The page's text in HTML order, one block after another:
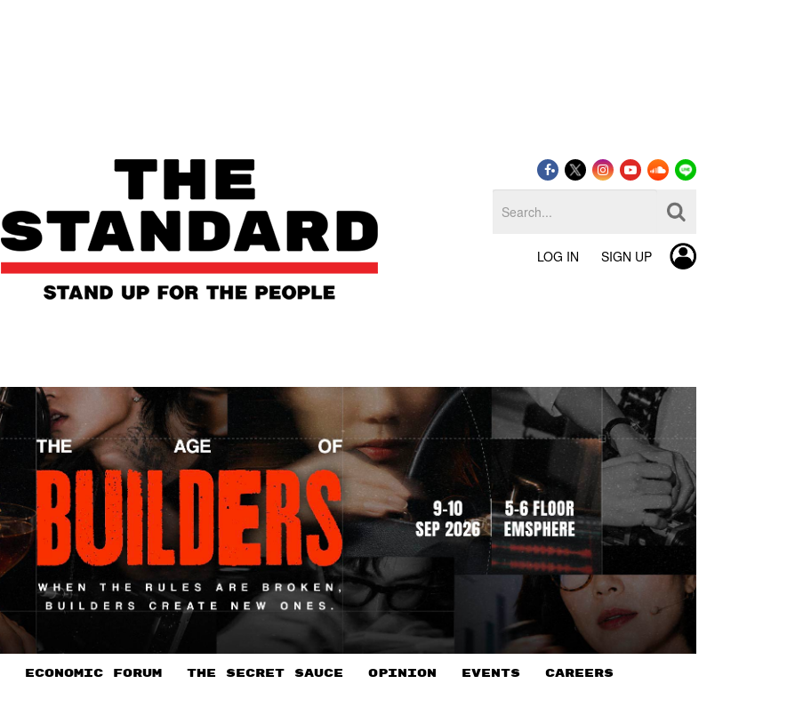
LOG IN SIGN UP
ECONOMIC FORUM THE SECRET SAUCE​ OPINION EVENTS CAREERS